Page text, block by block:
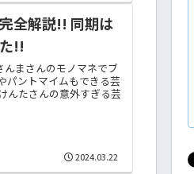
全解説!! 同期は
!!
まさんのモノマネでブ
パントマイムもできる芸
んたさんの意外すぎる芸
2024.03.22